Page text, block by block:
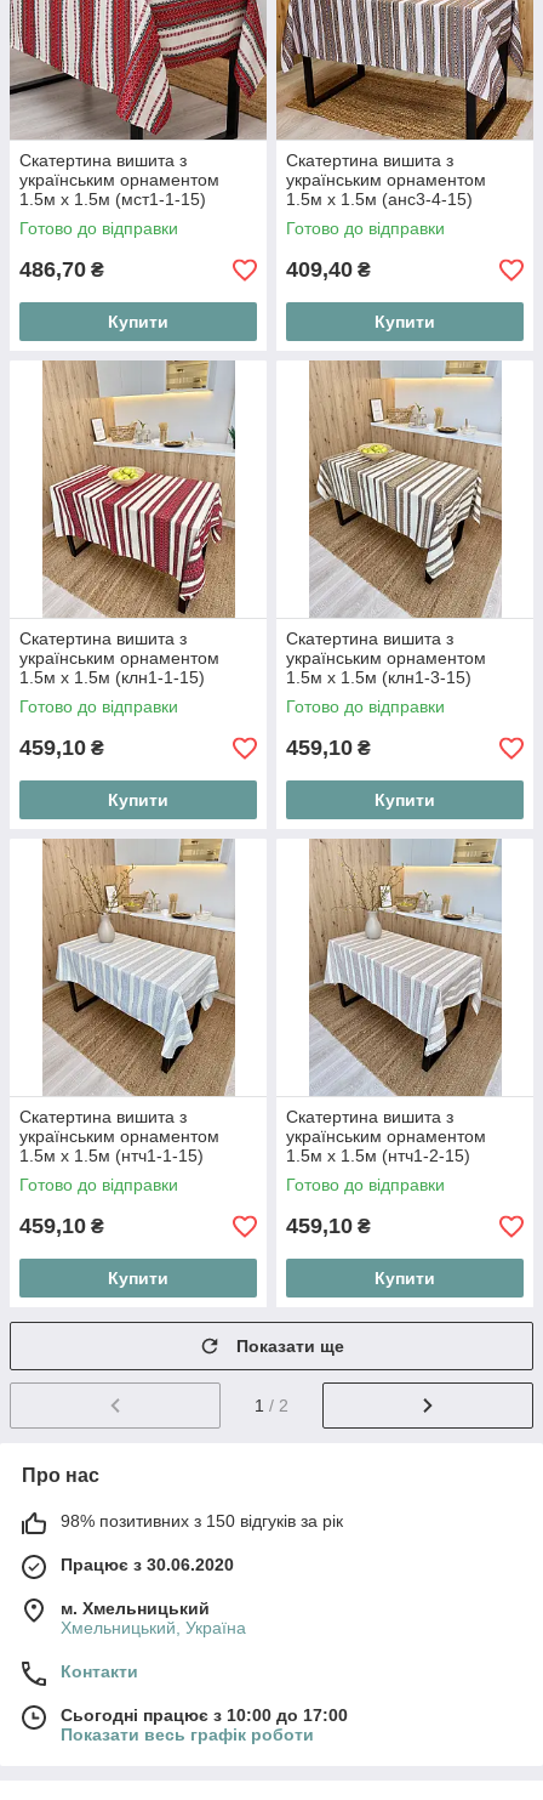
Скатертина вишита з
українським орнаментом
1.5м х 1.5м (мст1-1-15)
Готово до відправки
486,70 ₴
Купити
Скатертина вишита з
українським орнаментом
1.5м х 1.5м (анс3-4-15)
Готово до відправки
409,40 ₴
Купити
Скатертина вишита з
українським орнаментом
1.5м х 1.5м (клн1-1-15)
Готово до відправки
459,10 ₴
Купити
Скатертина вишита з
українським орнаментом
1.5м х 1.5м (клн1-3-15)
Готово до відправки
459,10 ₴
Купити
Скатертина вишита з
українським орнаментом
1.5м х 1.5м (нтч1-1-15)
Готово до відправки
459,10 ₴
Купити
Скатертина вишита з
українським орнаментом
1.5м х 1.5м (нтч1-2-15)
Готово до відправки
459,10 ₴
Купити
Показати ще
1 / 2
Про нас
98% позитивних з 150 відгуків за рік
Працює з 30.06.2020
м. Хмельницький
Хмельницький, Україна
Контакти
Сьогодні працює з 10:00 до 17:00
Показати весь графік роботи